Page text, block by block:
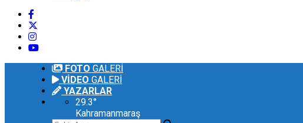
FOTO GALERİ
VİDEO GALERİ
YAZARLAR
29.3°
Kahramanmaraş